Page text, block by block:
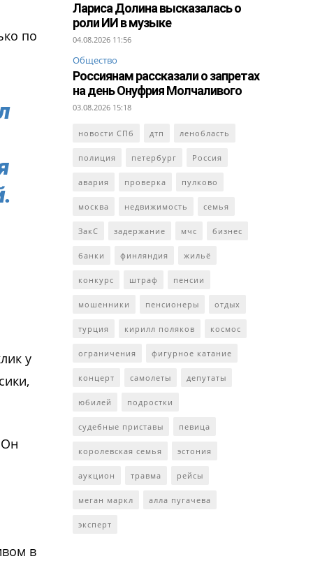
по
у
Он
в
Лариса Долина высказалась о
роли ИИ в музыке
04.08.2026 11:56
Общество
Россиянам рассказали о запретах
на день Онуфрия Молчаливого
03.08.2026 15:18
новости СПб дтп ленобласть
полиция петербург Россия
авария проверка пулково
москва недвижимость семья
ЗакС задержание мчс бизнес
банки финляндия жильё
конкурс штраф пенсии
мошенники пенсионеры отдых
турция кирилл поляков космос
ограничения фигурное катание
концерт самолеты депутаты
юбилей подростки
судебные приставы певица
королевская семья эстония
аукцион травма рейсы
меган маркл алла пугачева
эксперт